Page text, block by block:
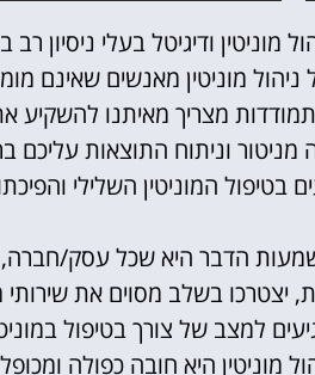
ודיגיטל בעלי ניסיון רב
מוניטין מאנשים שאינם
מצריך מאיתנו להשקיע
וניתוח התוצאות עליכם
המוניטין השלילי
הדבר היא שכל עסק/חברה,
יצטרכו בשלב מסוים את שירותי
למצב של צורך בטיפול
היא חובה כפולה